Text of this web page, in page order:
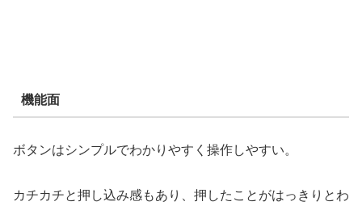
機能面
ボタンはシンプルでわかりやすく操作しやすい。
カチカチと押し込み感もあり、押したことがはっきりとわ